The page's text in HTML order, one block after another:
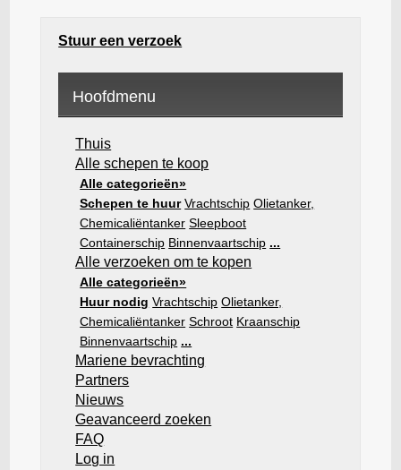
Stuur een verzoek
Hoofdmenu
Thuis
Alle schepen te koop
Alle categorieën»
Schepen te huur Vrachtschip Olietanker,
Chemicaliëntanker Sleepboot
Containerschip Binnenvaartschip ...
Alle verzoeken om te kopen
Alle categorieën»
Huur nodig Vrachtschip Olietanker,
Chemicaliëntanker Schroot Kraanschip
Binnenvaartschip ...
Mariene bevrachting
Partners
Nieuws
Geavanceerd zoeken
FAQ
Log in